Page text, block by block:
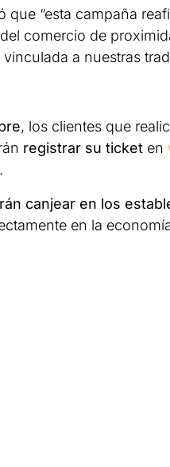
que “esta campaña
comercio de
a nuestras
, los clientes que
registrar su ticket en
.
canjear en los
en la